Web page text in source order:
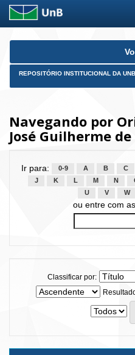
Skip
REPOSITÓRIO INSTITUCIONAL DA UNB
Navegando por
José Guilherme
Ir para: 0-9 A B C
J
K L M N
U
V W
ou entre com
Classificar por: